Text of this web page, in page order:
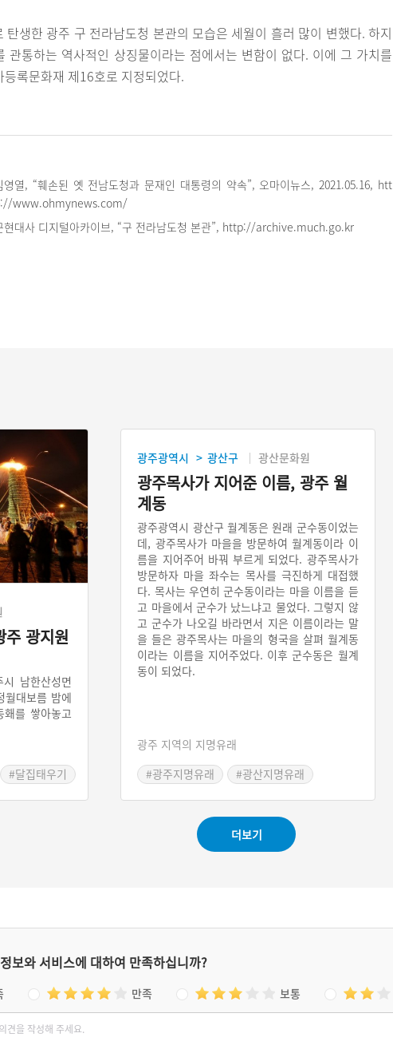
생한 광주 구 전라남도청 본관의 모습은 세월이 흘러 많이 변했다. 하지
관통하는 역사적인 상징물이라는 점에서는 변함이 없다. 이에 그 가치를
록문화재 제16호로 지정되었다.
영열, “훼손된 옛 전남도청과 문재인 대통령의 약속”, 오마이뉴스, 2021.05.16, htt
www.ohmynews.com/
현대사 디지털아카이브, “구 전라남도청 본관”, http://archive.much.go.kr
광지원
남한산성면
월대보름 밤에
를 쌓아놓고
이는 지역에
로 다양하게
#달집태우기
광주광역시 > 광산구 광산문화원
광주목사가 지어준 이름, 광주 월
계동
광주광역시 광산구 월계동은 원래 군수동이었는
데, 광주목사가 마을을 방문하여 월계동이라 이
름을 지어주어 바꿔 부르게 되었다. 광주목사가
방문하자 마을 좌수는 목사를 극진하게 대접했
다. 목사는 우연히 군수동이라는 마을 이름을 듣
고 마을에서 군수가 났느냐고 물었다. 그렇지 않
고 군수가 나오길 바라면서 지은 이름이라는 말
을 들은 광주목사는 마을의 형국을 살펴 월계동
이라는 이름을 지어주었다. 이후 군수동은 월계
동이 되었다.
광주 지역의 지명유래
#광주지명유래
#광산지명유래
더보기
보와 서비스에 대하여 만족하십니까?
만족 보통